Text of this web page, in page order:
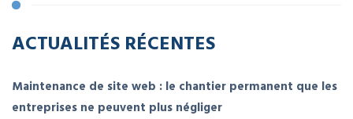
ACTUALITÉS RÉCENTES
Maintenance de site web : le chantier permanent que les
entreprises ne peuvent plus négliger